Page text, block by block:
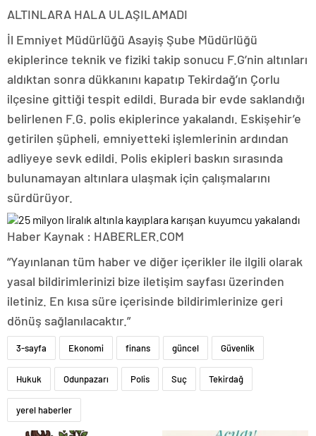
ALTINLARA HALA ULAŞILAMADI
İl Emniyet Müdürlüğü Asayiş Şube Müdürlüğü
ekiplerince teknik ve fiziki takip sonucu F.G’nin altınları
aldıktan sonra dükkanını kapatıp Tekirdağ’ın Çorlu
ilçesine gittiği tespit edildi. Burada bir evde saklandığı
belirlenen F.G. polis ekiplerince yakalandı. Eskişehir’e
getirilen şüpheli, emniyetteki işlemlerinin ardından
adliyeye sevk edildi. Polis ekipleri baskın sırasında
bulunamayan altınlara ulaşmak için çalışmalarını
sürdürüyor.
Haber Kaynak : HABERLER.COM
“Yayınlanan tüm haber ve diğer içerikler ile ilgili olarak
yasal bildirimlerinizi bize iletişim sayfası üzerinden
iletiniz. En kısa süre içerisinde bildirimlerinize geri
dönüş sağlanılacaktır.”
3-sayfa Ekonomi finans güncel Güvenlik
Hukuk Odunpazarı Polis Suç Tekirdağ
yerel haberler